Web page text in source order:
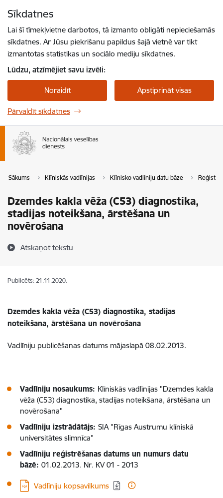
Sīkdatnes
Lai šī tīmekļvietne darbotos, tā izmanto obligāti nepieciešamās
sīkdatnes. Ar Jūsu piekrišanu papildus šajā vietnē var tikt
izmantotas statistikas un sociālo mediju sīkdatnes.
Lūdzu, atzīmējiet savu izvēli:
Noraidīt Apstiprināt visas
Pārvaldīt sīkdatnes
Sākums Klīniskās vadlīnijas Klīnisko vadlīniju datu bāze
Dzemdes kakla vēža (C53) diagnostika,
stadijas noteikšana, ārstēšana un
novērošana
Atskaņot tekstu
Publicēts: 21.11.2020.
Dzemdes kakla vēža (C53) diagnostika, stadijas
noteikšana, ārstēšana un novērošana
Vadlīniju publicēšanas datums mājaslapā 08.02.2013.
Vadlīniju nosaukums: Klīniskās vadlīnijas "Dzemdes kakla
vēža (C53) diagnostika, stadijas noteikšana, ārstēšana un
novērošana"
Vadlīniju izstrādātājs: SIA "Rīgas Austrumu klīniskā
universitātes slimnīca"
Vadlīniju reģistrēšanas datums un numurs datu
bāzē: 01.02.2013. Nr. KV 01 - 2013
Lejupielādēt:
Vadlīniju kopsavilkums